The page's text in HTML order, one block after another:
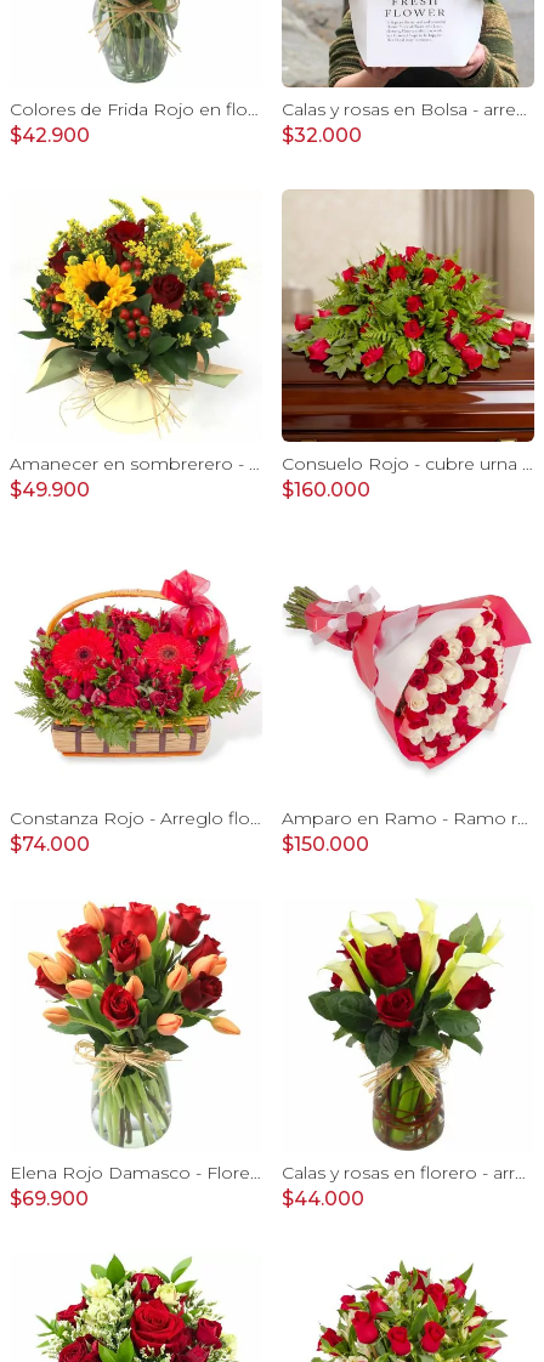
Colores de Frida Rojo en florero - Ánfora con rosas, claveles, estate y limonium
$42.900
Calas y rosas en Bolsa - arreglo calas y rosas rojo
$32.000
Amanecer en sombrerero - Arreglo floral de girasoles, rosas rojo, e hypericum
$49.900
Consuelo Rojo - cubre urna con 40 rosas ecuatorianas rojo
$160.000
Constanza Rojo - Arreglo floral en canasto con gerberas, rosas, minirosas y astromelias rojas
$74.000
Amparo en Ramo - Ramo redondo con 50 rosas blanco y rojo
$150.000
Elena Rojo Damasco - Florero con rosas rojo y tulipanes damasco
$69.900
Calas y rosas en florero - arreglo calas y rosas rojo
$44.000